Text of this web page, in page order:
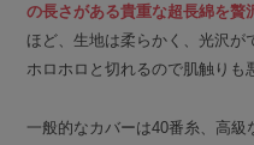
の長さがある貴重な超長綿を贅
ほど、生地は柔らかく、光沢が
ホロホロと切れるので肌触りも
一般的なカバーは40番糸、高